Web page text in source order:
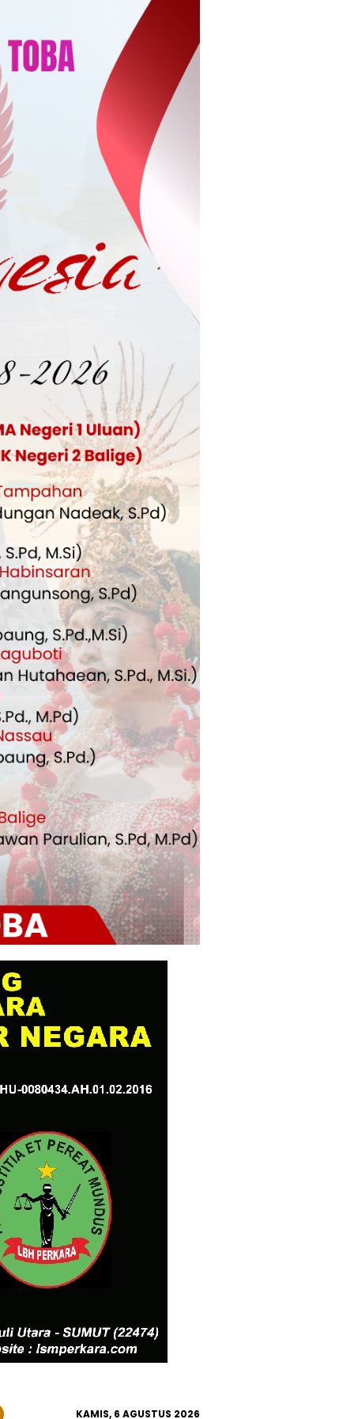
KAMIS, 6 AGUSTUS 2026